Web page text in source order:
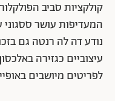
קולקציות סביב
המעדיפות עושר
נודע דה לה רנטה גם
עיצוביים כגזירה
לפריטים מיושבים